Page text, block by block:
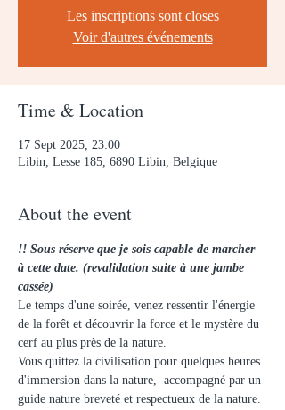
Les inscriptions sont closes
Voir d'autres événements
Time & Location
17 Sept 2025, 23:00
Libin, Lesse 185, 6890 Libin, Belgique
About the event
!! Sous réserve que je sois capable de marcher
à cette date. (revalidation suite à une jambe
cassée)
Le temps d'une soirée, venez ressentir l'énergie
de la forêt et découvrir la force et le mystère du
cerf au plus près de la nature.
Vous quittez la civilisation pour quelques heures
d'immersion dans la nature,  accompagné par un
guide nature breveté et respectueux de la nature.